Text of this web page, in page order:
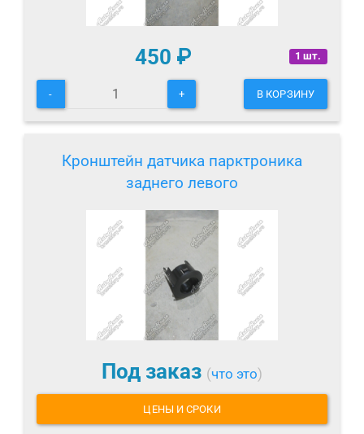
1 шт.
450 ₽
- + В КОРЗИНУ
Кронштейн датчика парктроника
заднего левого
Под заказ (что это)
ЦЕНЫ И СРОКИ